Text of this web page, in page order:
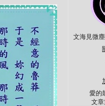
文海見微
愛的
文章